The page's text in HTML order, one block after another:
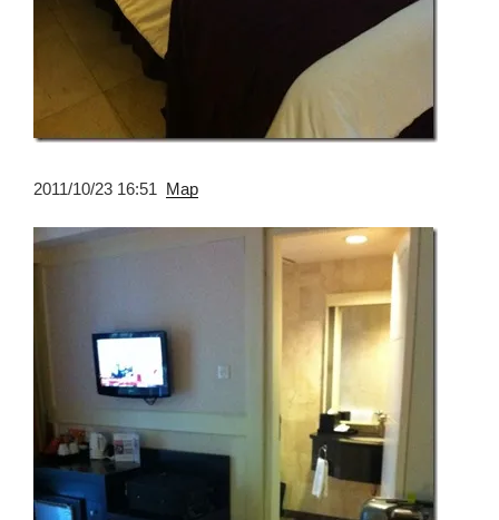
2011/10/23 16:51 Map